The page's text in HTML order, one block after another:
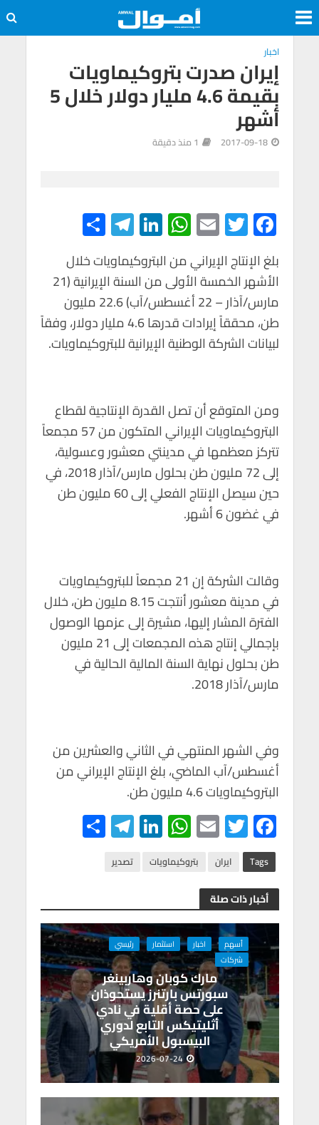
اخبار
إيران صدرت بتروكيماويات
بقيمة 4.6 مليار دولار خلال 5
أشهر
2017-09-18 1 منذ دقيقة
F
ac
e
b
o
o
k
T
wi
tt
er
E
m
ail
W
h
at
s
A
p
p
Li
n
ke
dI
n
Te
le
gr
a
m
h
ar
e
بلغ الإنتاج الإيراني من البتروكيماويات خلال
الأشهر الخمسة الأولى من السنة الإيرانية (21
مارس/آذار – 22 أغسطس/آب) 22.6 مليون
طن، محققاً إيرادات قدرها 4.6 مليار دولار، وفقاً
لبيانات الشركة الوطنية الإيرانية للبتروكيماويات.
ومن المتوقع أن تصل القدرة الإنتاجية لقطاع
البتروكيماويات الإيراني المتكون من 57 مجمعاً
تتركز معظمها في مدينتي معشور وعسولية،
إلى 72 مليون طن بحلول مارس/آذار 2018، في
حين سيصل الإنتاج الفعلي إلى 60 مليون طن
في غضون 6 أشهر.
وقالت الشركة إن 21 مجمعاً للبتروكيماويات
في مدينة معشور أنتجت 8.15 مليون طن، خلال
الفترة المشار إليها، مشيرة إلى عزمها الوصول
بإجمالي إنتاج هذه المجمعات إلى 21 مليون
طن بحلول نهاية السنة المالية الحالية في
مارس/آذار 2018.
وفي الشهر المنتهي في الثاني والعشرين من
أغسطس/آب الماضي، بلغ الإنتاج الإيراني من
البتروكيماويات 4.6 مليون طن.
F
ac
e
b
o
o
k
T
wi
tt
er
E
m
ail
W
h
at
A
p
p
Li
n
ke
n
Te
le
m
Tags ايران بتروكيماويات تصدير
أخبار ذات صلة
أسهم اخبار استثمار
رئيسي
شركات
مارك كوبان وهاربينغر
سبورتس بارتنرز يستحوذان
على حصة أقلية في نادي
أثليتيكس التابع لدوري
البيسبول الأمريكي
2026-07-24